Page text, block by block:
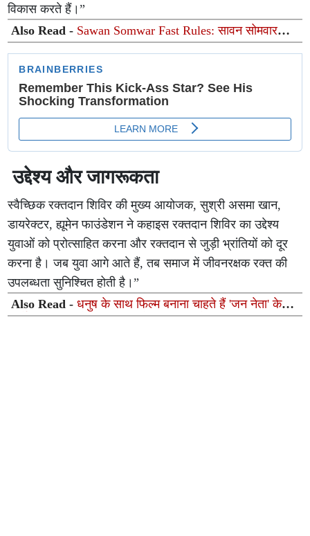
विकास करते हैं।”
Also Read - Sawan Somwar Fast Rules: सावन सोमवार
व्रत के दौरान पीरियड्स आ जाएं तो क्या करें? जानें पूजा, व्रत और
उद्देश्य और जागरूकता
स्वैच्छिक रक्तदान शिविर की मुख्य आयोजक, सुश्री असमा खान,
डायरेक्टर, ह्यूमेन फाउंडेशन ने कहाइस रक्तदान शिविर का उद्देश्य
युवाओं को प्रोत्साहित करना और रक्तदान से जुड़ी भ्रांतियों को दूर
करना है। जब युवा आगे आते हैं, तब समाज में जीवनरक्षक रक्त की
उपलब्धता सुनिश्चित होती है।”
Also Read -धनुष के साथ फिल्म बनाना चाहते हैं 'जन नेता' के
निर्देशक एच. विनोथ, जानिए क्यों अटक रही है बात